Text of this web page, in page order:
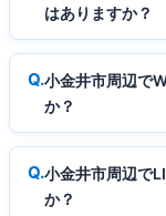
はありますか？
小金井市周辺で
か？
小金井市周辺で
か？